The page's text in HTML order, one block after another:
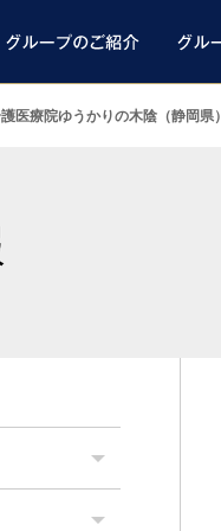
医療院ゆうかりの木陰（静岡県）